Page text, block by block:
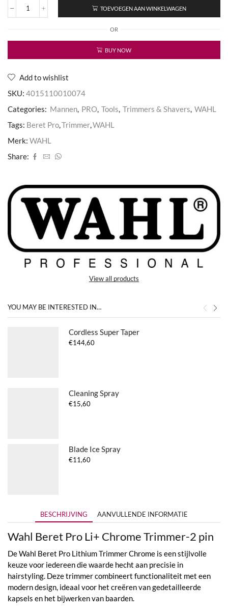
Beret
Chrome
2
aantal
TOEVOEGEN AAN WINKELWAGEN
OR
BUY NOW
Add to wishlist
SKU: 4015110010074
Categories: Mannen, PRO, Tools, Trimmers & Shavers, WAHL
Tags: Beret Pro,Trimmer,WAHL
Merk: WAHL
Share:
View all products
YOU MAY BE INTERESTED IN…
Cordless Super Taper
€144,60
Cleaning Spray
€15,60
Blade Ice Spray
€11,60
BESCHRIJVING AANVULLENDE INFORMATIE
Wahl Beret Pro Li+ Chrome Trimmer-2 pin
De Wahl Beret Pro Lithium Trimmer Chrome is een stijlvolle
keuze voor iedereen die waarde hecht aan precisie in
hairstyling. Deze trimmer combineert functionaliteit met een
modern design, ideaal voor het creëren van gedetailleerde
kapsels en het bijwerken van baarden.